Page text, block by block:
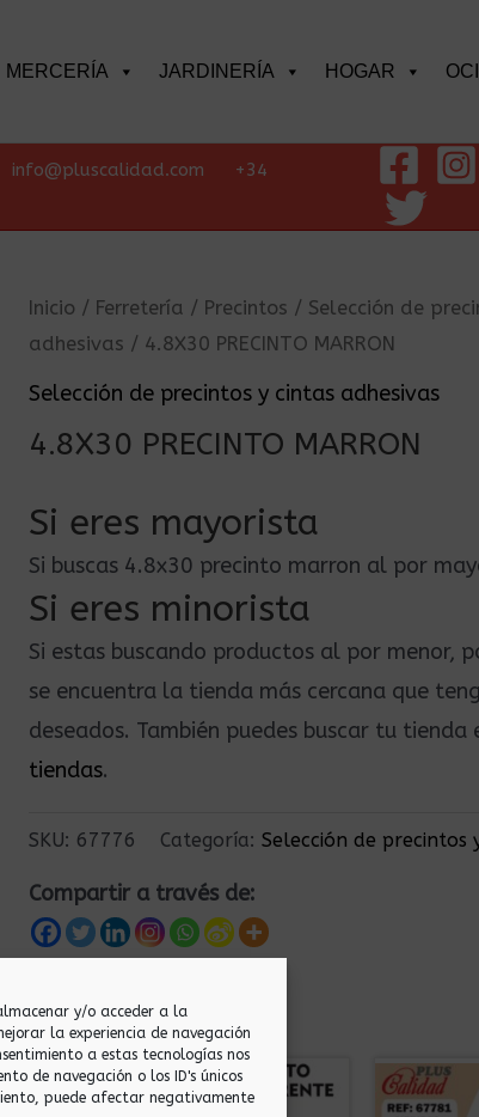
y/o acceder a la
la experiencia de navegación
a estas tecnologías nos
de navegación o los ID's únicos
puede afectar negativamente
MERCERÍA JARDINERÍA HOGAR
info@pluscalidad.com
+34
Inicio / Ferretería / Precintos / Selección de
adhesivas / 4.8X30 PRECINTO MARRON
Selección de precintos y cintas adhesivas
4.8X30 PRECINTO MARRON
Si eres mayorista
Si buscas 4.8x30 precinto marron al por
Si eres minorista
Si estas buscando productos al por menor,
se encuentra la tienda más cercana que
deseados. También puedes buscar tu tienda
tiendas.
SKU: 67776 Categoría:Selección de precintos
Compartir a través de: